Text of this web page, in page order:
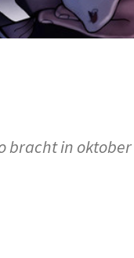
bracht in